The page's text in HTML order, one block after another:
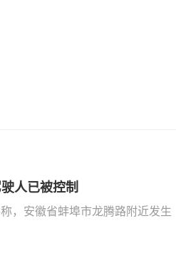
人已被控制
，安徽省蚌埠市龙腾路附近发生